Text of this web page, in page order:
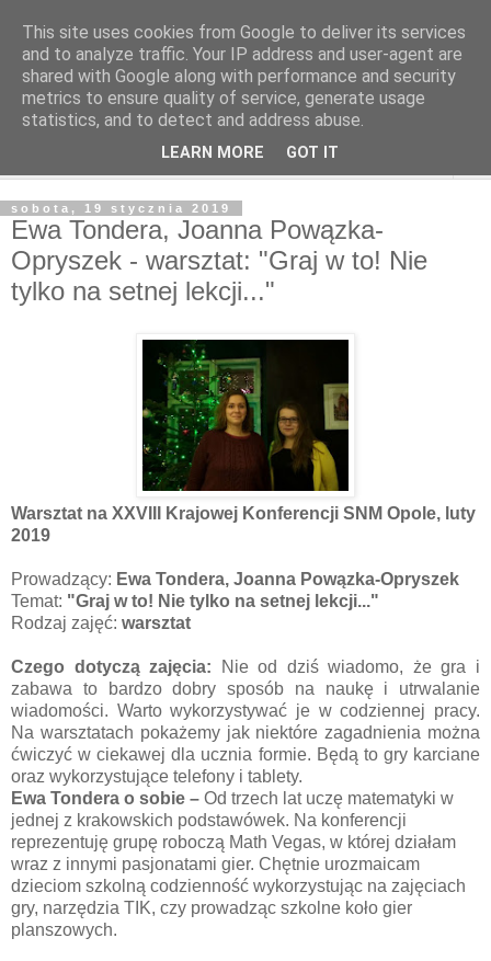
sobota, 19 stycznia 2019
Ewa Tondera, Joanna Powązka-
Opryszek - warsztat: "Graj w to! Nie
tylko na setnej lekcji..."
Warsztat na XXVIII Krajowej Konferencji SNM Opole, luty
2019
Prowadzący: Ewa Tondera, Joanna Powązka-Opryszek
Temat: "Graj w to! Nie tylko na setnej lekcji..."
Rodzaj zajęć: warsztat
Czego dotyczą zajęcia:
Nie od dziś wiadomo, że gra i
zabawa to bardzo dobry sposób na naukę i utrwalanie
wiadomości. Warto wykorzystywać je w codziennej pracy.
Na warsztatach pokażemy jak niektóre zagadnienia można
ćwiczyć w ciekawej dla ucznia formie. Będą to gry karciane
oraz wykorzystujące telefony i tablety.
Ewa Tondera o sobie – Od trzech lat uczę matematyki w
jednej z krakowskich podstawówek. Na konferencji
reprezentuję grupę roboczą Math Vegas, w której działam
wraz z innymi pasjonatami gier. Chętnie urozmaicam
dzieciom szkolną codzienność wykorzystując na zajęciach
gry, narzędzia TIK, czy prowadząc szkolne koło gier
planszowych.
This site uses cookies from Google to deliver its services
and to analyze traffic. Your IP address and user-agent are
shared with Google along with performance and security
metrics to ensure quality of service, generate usage
statistics, and to detect and address abuse.
LEARN MORE GOT IT